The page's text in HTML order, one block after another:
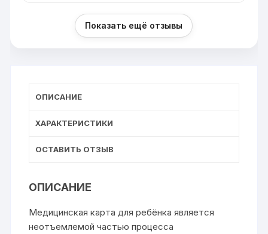
Показать ещё отзывы
ОПИСАНИЕ
ХАРАКТЕРИСТИКИ
ОСТАВИТЬ ОТЗЫВ
ОПИСАНИЕ
Медицинская карта для ребёнка является
неотъемлемой частью процесса